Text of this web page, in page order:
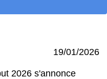
19/01/2026
2026 s'annonce